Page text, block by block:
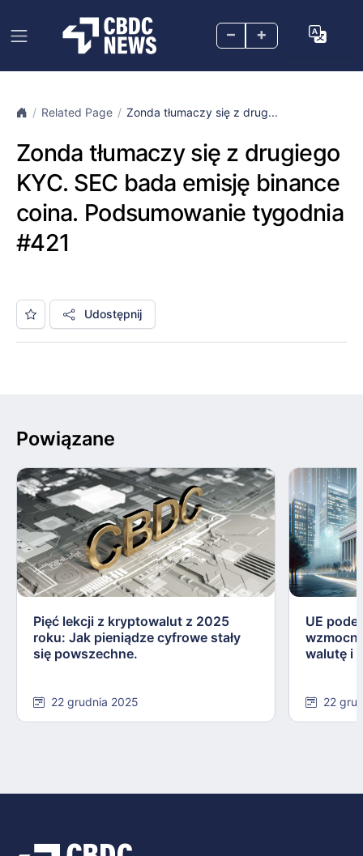
– +
Related Page Zonda tłumaczy się z drug...
Zonda tłumaczy się z drugiego
KYC. SEC bada emisję binance
coina. Podsumowanie tygodnia
#421
Udostępnij
Powiązane
Pięć lekcji z kryptowalut z 2025
roku: Jak pieniądze cyfrowe stały
się powszechne.
22 grudnia 2025
UE
walutę i
22